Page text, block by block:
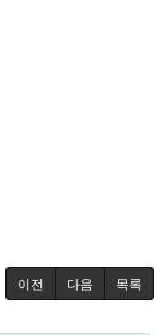
이전 다음 목록